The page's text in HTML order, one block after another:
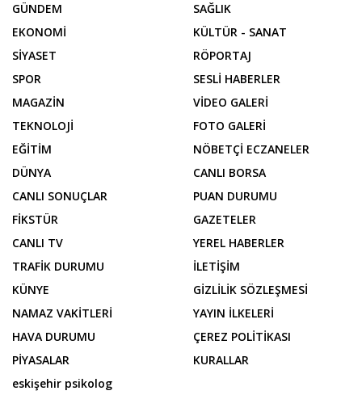
GÜNDEM
EKONOMİ
SİYASET
SPOR
MAGAZİN
TEKNOLOJİ
EĞİTİM
DÜNYA
SAĞLIK
KÜLTÜR - SANAT
RÖPORTAJ
SESLİ HABERLER
VİDEO GALERİ
FOTO GALERİ
NÖBETÇİ ECZANELER
CANLI BORSA
CANLI SONUÇLAR
FİKSTÜR
CANLI TV
TRAFİK DURUMU
KÜNYE
NAMAZ VAKİTLERİ
HAVA DURUMU
PİYASALAR
PUAN DURUMU
GAZETELER
YEREL HABERLER
İLETİŞİM
GİZLİLİK SÖZLEŞMESİ
YAYIN İLKELERİ
ÇEREZ POLİTİKASI
KURALLAR
eskişehir psikolog